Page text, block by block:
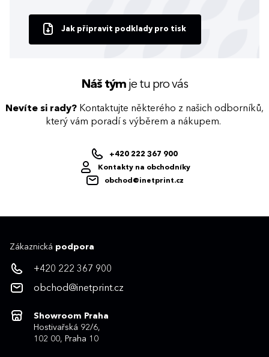
Jak připravit podklady pro tisk
Náš týmje tu pro vás
Nevíte si rady? Kontaktujte některého z našich odborníků,
který vám poradí s výběrem a nákupem.
+420 222 367 900
Kontakty na obchodníky
obchod@inetprint.cz
Zákaznická podpora
+420 222 367 900
obchod@inetprint.cz
Showroom Praha
Hostivařská 92/6,
102 00, Praha 10